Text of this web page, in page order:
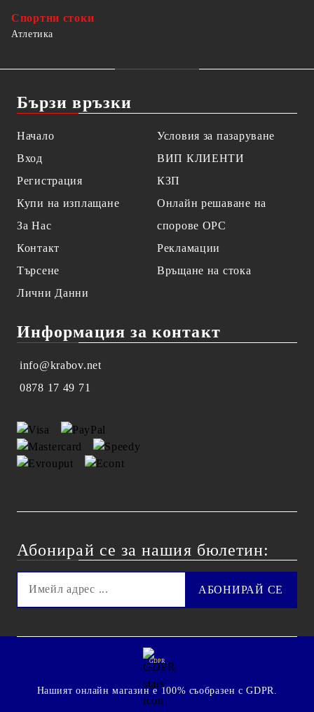
Спортни стоки
Атлетика
Бързи връзки
Начало
Вход
Регистрация
Купи на изплащане
За Нас
Контакт
Търсене
Лични Данни
Условия за пазаруване
ВИП КЛИЕНТИ
КЗП
Онлайн решаване на
спорове OPC
Рекламации
Връщане на стока
Информация за контакт
info@krabov.net
0878 17 49 71
Абонирай се за нашия бюлетин:
GDPR
Нашият онлайн магазин е 100% съобразен с GDPR.